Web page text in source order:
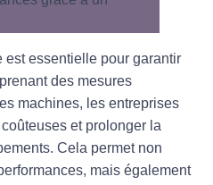
est essentielle pour garantir
des mesures
machines, les entreprises
et prolonger la
Cela permet non
mais également